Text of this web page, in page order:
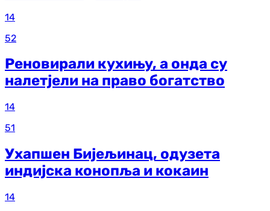
14
52
Реновирали кухињу, а онда су
налетјели на право богатство
14
51
Ухапшен Бијељинац, одузета
индијска конопља и кокаин
14